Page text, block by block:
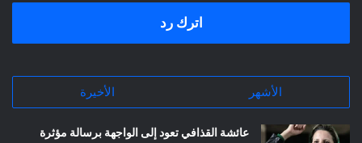
اترك رد
الأشهر الأخيرة
عائشة القذافي تعود إلى الواجهة برسالة مؤثرة